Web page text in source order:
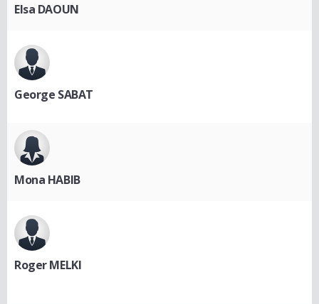
Elsa DAOUN
George SABAT
Mona HABIB
Roger MELKI